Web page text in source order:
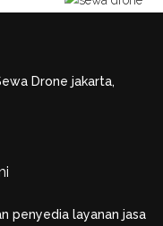
Drone jakarta,
penyedia layanan jasa